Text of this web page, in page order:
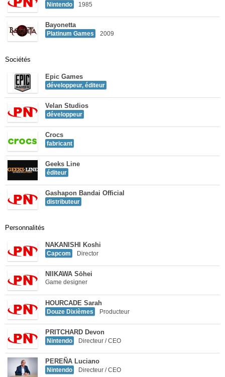
Nintendo 1985
Bayonetta
Platinum Games 2009
Sociétés
Epic Games
développeur, éditeur
Velan Studios
développeur
Crocs
fabricant
Geeks Line
éditeur
Gashapon Bandai Official
distributeur
Personnalités
NAKANISHI Koshi
Capcom Director
NIIKAWA Sōhei
Game designer
HOURCADE Sarah
Douze Dixièmes Producteur
PRITCHARD Devon
Nintendo Directeur / CEO
PEREÑA Luciano
Nintendo Directeur / CEO